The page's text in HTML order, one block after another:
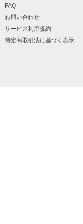
FAQ
お問い合わせ
サービス利用規約
特定商取引法に基づく表示